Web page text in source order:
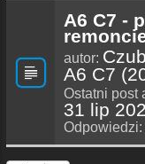
A6 C7 -
autor:
A6 C7
Ostatni post
31 lip
Odpowiedzi: